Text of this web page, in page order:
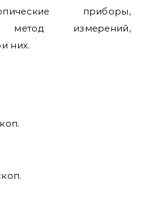
приборы,
метод измерений,
них.